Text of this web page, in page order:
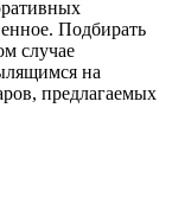
Подбирать
случае
на
предлагаемых